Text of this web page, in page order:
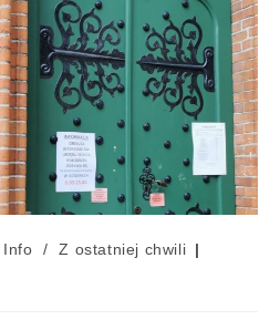
Info /
Z ostatniej chwili